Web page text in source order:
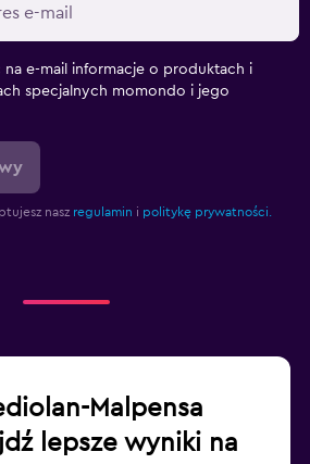
e-mail informacje o produktach i
specjalnych momondo i jego
nasz regulamin i politykę prywatności.
Malpensa
lepsze wyniki na